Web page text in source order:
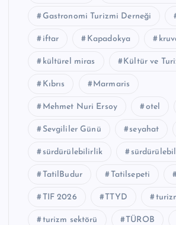
Gastronomi Turizmi Derneği
iftar Kapadokya
kültürel miras Kültür ve
Kıbrıs Marmaris
Mehmet Nuri Ersoy otel
Sevgililer Günü seyahat
sürdürülebilirlik
TatilBudur Tatilsepeti
TIF 2026 TTYD
turizm sektörü TÜROB